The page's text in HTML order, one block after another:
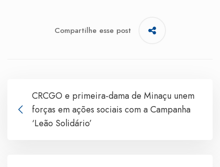
Compartilhe esse post
CRCGO e primeira-dama de Minaçu unem
forças em ações sociais com a Campanha
‘Leão Solidário’